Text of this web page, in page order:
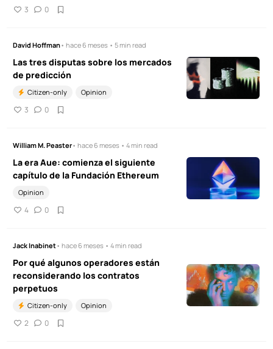
3 0
David Hoffman• hace 6 meses • 5 min read
Las tres disputas sobre los mercados
de predicción
Citizen-only Opinion
3 0
William M. Peaster• hace 6 meses • 4 min read
La era Aue: comienza el siguiente
capítulo de la Fundación Ethereum
Opinion
4 0
Jack Inabinet• hace 6 meses • 4 min read
Por qué algunos operadores están
reconsiderando los contratos
perpetuos
Citizen-only Opinion
2 0